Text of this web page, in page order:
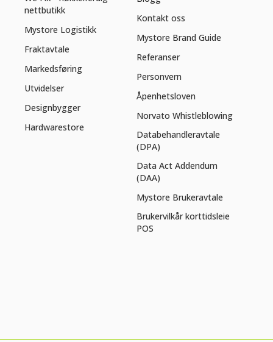
nettbutikk
Mystore Logistikk
Fraktavtale
Markedsføring
Utvidelser
Designbygger
Hardwarestore
Kontakt oss
Mystore Brand Guide
Referanser
Personvern
Åpenhetsloven
Norvato Whistleblowing
Databehandleravtale
(DPA)
Data Act Addendum
(DAA)
Mystore Brukeravtale
Brukervilkår korttidsleie
POS